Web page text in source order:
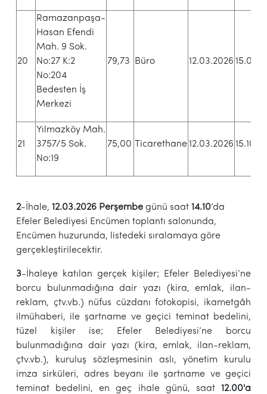
20
Ramazanpaşa-
Hasan Efendi
Mah. 9 Sok.
No:27 K:2
No:204
Bedesten İş
Merkezi
79,73 Büro 12.03.2026 15.07
21
Yılmazköy Mah.
3757/5 Sok.
No:19
75,00 Ticarethane12.03.2026 15.10
2-İhale, 12.03.2026 Perşembe günü saat 14.10’da
Efeler Belediyesi Encümen toplantı salonunda,
Encümen huzurunda, listedeki sıralamaya göre
gerçekleştirilecektir.
3-İhaleye katılan gerçek kişiler; Efeler Belediyesi’ne
borcu bulunmadığına dair yazı (kira, emlak, ilan-
reklam, çtv.vb.) nüfus cüzdanı fotokopisi, ikametgâh
ilmühaberi, ile şartname ve geçici teminat bedelini,
tüzel kişiler ise; Efeler Belediyesi’ne borcu
bulunmadığına dair yazı (kira, emlak, ilan-reklam,
çtv.vb.), kuruluş sözleşmesinin aslı, yönetim kurulu
imza sirküleri, adres beyanı ile şartname ve geçici
teminat bedelini, en geç ihale günü, saat12.00'a